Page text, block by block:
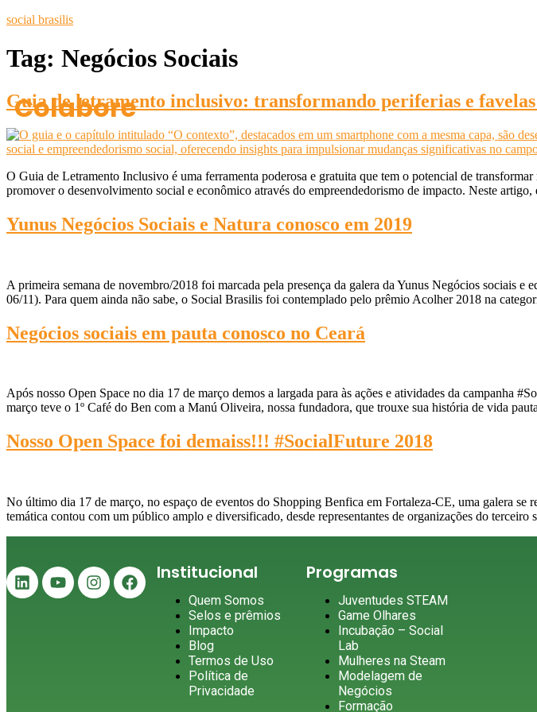
social brasilis
Colabore
Tag: Negócios Sociais
Guia de letramento inclusivo: transformando periferias e
O Guia de Letramento Inclusivo é uma ferramenta poderosa e gratuita que tem o potencial de
promover o desenvolvimento social e econômico através do empreendedorismo de impacto. Neste
Yunus Negócios Sociais e Natura conosco em 2019
A primeira semana de novembro/2018 foi marcada pela presença da galera da Yunus Negócios sociais
06/11). Para quem ainda não sabe, o Social Brasilis foi contemplado pelo prêmio Acolher 2018 na
Negócios sociais em pauta conosco no Ceará
Após nosso Open Space no dia 17 de março demos a largada para às ações e atividades da campanha
março teve o 1º Café do Ben com a Manú Oliveira, nossa fundadora, que trouxe sua história de vida
Nosso Open Space foi demaiss!!! #SocialFuture 2018
No último dia 17 de março, no espaço de eventos do Shopping Benfica em Fortaleza-CE, uma galera se
temática contou com um público amplo e diversificado, desde representantes de organizações do
Institucional
Quem Somos
Selos e prêmios
Impacto
Blog
Termos de Uso
Política de
Privacidade
Programas
Juventudes STEAM
Game Olhares
Incubação – Social
Lab
Mulheres na Steam
Modelagem de
Negócios
Formação